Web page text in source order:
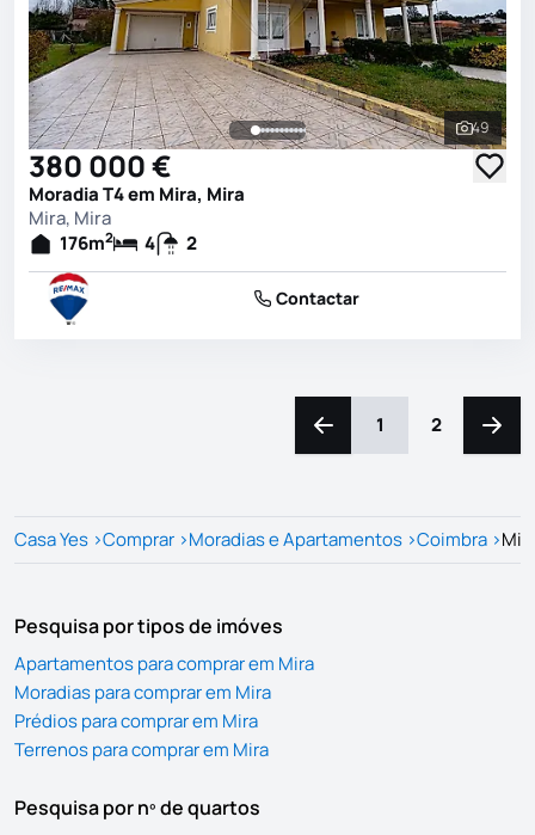
Ver
49
380 000 €
Moradia T4 em Mira, Mira
Mira, Mira
176m2 4 2
Contactar
Navegação para a esquerda
1 2
Casa Yes >Comprar >Moradias e Apartamentos >Coimbra >
Pesquisa por tipos de imóves
Apartamentos para comprar em Mira
Moradias para comprar em Mira
Prédios para comprar em Mira
Terrenos para comprar em Mira
Pesquisa por nº de quartos